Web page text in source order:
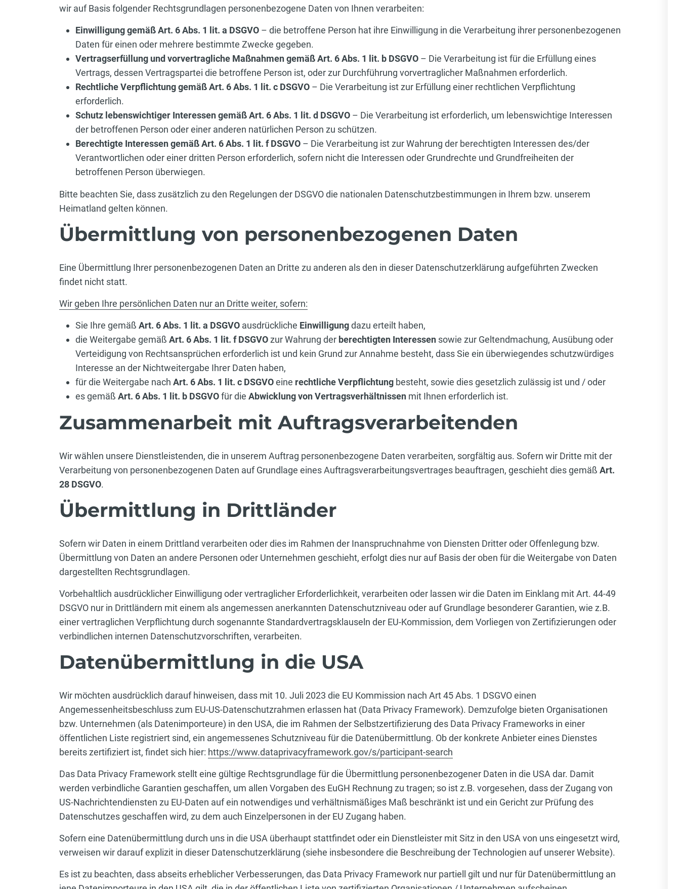
wir auf Basis folgender Rechtsgrundlagen personenbezogene Daten von Ihnen verarbeiten:
Einwilligung gemäß Art. 6 Abs. 1 lit. a DSGVO – die betroffene Person hat ihre Einwilligung in die Verarbeitung ihrer personenbezogenen
Daten für einen oder mehrere bestimmte Zwecke gegeben.
Vertragserfüllung und vorvertragliche Maßnahmen gemäß Art. 6 Abs. 1 lit. b DSGVO – Die Verarbeitung ist für die Erfüllung eines
Vertrags, dessen Vertragspartei die betroffene Person ist, oder zur Durchführung vorvertraglicher Maßnahmen erforderlich.
Rechtliche Verpflichtung gemäß Art. 6 Abs. 1 lit. c DSGVO – Die Verarbeitung ist zur Erfüllung einer rechtlichen Verpflichtung
erforderlich.
Schutz lebenswichtiger Interessen gemäß Art. 6 Abs. 1 lit. d DSGVO – Die Verarbeitung ist erforderlich, um lebenswichtige Interessen
der betroffenen Person oder einer anderen natürlichen Person zu schützen.
Berechtigte Interessen gemäß Art. 6 Abs. 1 lit. f DSGVO – Die Verarbeitung ist zur Wahrung der berechtigten Interessen des/der
Verantwortlichen oder einer dritten Person erforderlich, sofern nicht die Interessen oder Grundrechte und Grundfreiheiten der
betroffenen Person überwiegen.
Bitte beachten Sie, dass zusätzlich zu den Regelungen der DSGVO die nationalen Datenschutzbestimmungen in Ihrem bzw. unserem
Heimatland gelten können.
Übermittlung von personenbezogenen Daten
Eine Übermittlung Ihrer personenbezogenen Daten an Dritte zu anderen als den in dieser Datenschutzerklärung aufgeführten Zwecken
findet nicht statt.
Wir geben Ihre persönlichen Daten nur an Dritte weiter, sofern:
Sie Ihre gemäß Art. 6 Abs. 1 lit. a DSGVO ausdrückliche Einwilligungdazu erteilt haben,
die Weitergabe gemäß Art. 6 Abs. 1 lit. f DSGVOzur Wahrung der berechtigten Interessen sowie zur Geltendmachung, Ausübung oder
Verteidigung von Rechtsansprüchen erforderlich ist und kein Grund zur Annahme besteht, dass Sie ein überwiegendes schutzwürdiges
Interesse an der Nichtweitergabe Ihrer Daten haben,
für die Weitergabe nach Art. 6 Abs. 1 lit. c DSGVOeine rechtliche Verpflichtung besteht, sowie dies gesetzlich zulässig ist und / oder
es gemäß Art. 6 Abs. 1 lit. b DSGVOfür die Abwicklung von Vertragsverhältnissen mit Ihnen erforderlich ist.
Zusammenarbeit mit Auftragsverarbeitenden
Wir wählen unsere Dienstleistenden, die in unserem Auftrag personenbezogene Daten verarbeiten, sorgfältig aus. Sofern wir Dritte mit der
Verarbeitung von personenbezogenen Daten auf Grundlage eines Auftragsverarbeitungsvertrages beauftragen, geschieht dies gemäß Art.
28 DSGVO.
Übermittlung in Drittländer
Sofern wir Daten in einem Drittland verarbeiten oder dies im Rahmen der Inanspruchnahme von Diensten Dritter oder Offenlegung bzw.
Übermittlung von Daten an andere Personen oder Unternehmen geschieht, erfolgt dies nur auf Basis der oben für die Weitergabe von Daten
dargestellten Rechtsgrundlagen.
Vorbehaltlich ausdrücklicher Einwilligung oder vertraglicher Erforderlichkeit, verarbeiten oder lassen wir die Daten im Einklang mit Art. 44-49
DSGVO nur in Drittländern mit einem als angemessen anerkannten Datenschutzniveau oder auf Grundlage besonderer Garantien, wie z.B.
einer vertraglichen Verpflichtung durch sogenannte Standardvertragsklauseln der EU-Kommission, dem Vorliegen von Zertifizierungen oder
verbindlichen internen Datenschutzvorschriften, verarbeiten.
Datenübermittlung in die USA
Wir möchten ausdrücklich darauf hinweisen, dass mit 10. Juli 2023 die EU Kommission nach Art 45 Abs. 1 DSGVO einen
Angemessenheitsbeschluss zum EU-US-Datenschutzrahmen erlassen hat (Data Privacy Framework). Demzufolge bieten Organisationen
bzw. Unternehmen (als Datenimporteure) in den USA, die im Rahmen der Selbstzertifizierung des Data Privacy Frameworks in einer
öffentlichen Liste registriert sind, ein angemessenes Schutzniveau für die Datenübermittlung. Ob der konkrete Anbieter eines Dienstes
bereits zertifiziert ist, findet sich hier: https://www.dataprivacyframework.gov/s/participant-search
Das Data Privacy Framework stellt eine gültige Rechtsgrundlage für die Übermittlung personenbezogener Daten in die USA dar. Damit
werden verbindliche Garantien geschaffen, um allen Vorgaben des EuGH Rechnung zu tragen; so ist z.B. vorgesehen, dass der Zugang von
US-Nachrichtendiensten zu EU-Daten auf ein notwendiges und verhältnismäßiges Maß beschränkt ist und ein Gericht zur Prüfung des
Datenschutzes geschaffen wird, zu dem auch Einzelpersonen in der EU Zugang haben.
Sofern eine Datenübermittlung durch uns in die USA überhaupt stattfindet oder ein Dienstleister mit Sitz in den USA von uns eingesetzt wird,
verweisen wir darauf explizit in dieser Datenschutzerklärung (siehe insbesondere die Beschreibung der Technologien auf unserer Website).
Es ist zu beachten, dass abseits erheblicher Verbesserungen, das Data Privacy Framework nur partiell gilt und nur für Datenübermittlung an